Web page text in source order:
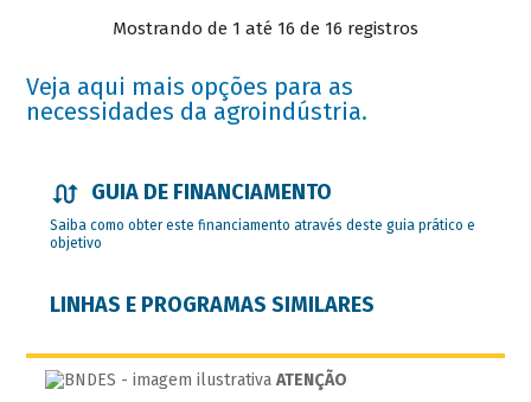
Mostrando de 1 até 16 de 16 registros
Veja aqui mais opções para as
necessidades da agroindústria.
GUIA DE FINANCIAMENTO
Saiba como obter este financiamento através deste guia prático e
objetivo
LINHAS E PROGRAMAS SIMILARES
ATENÇÃO